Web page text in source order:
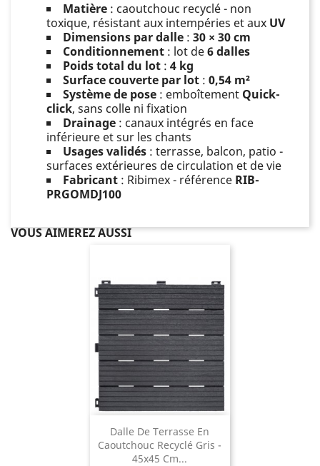
Matière : caoutchouc recyclé - non
toxique, résistant aux intempéries et aux UV
Dimensions par dalle : 30 × 30 cm
Conditionnement : lot de6 dalles
Poids total du lot : 4 kg
Surface couverte par lot : 0,54 m²
Système de pose : emboîtement Quick-
click, sans colle ni fixation
Drainage : canaux intégrés en face
inférieure et sur les chants
Usages validés : terrasse, balcon, patio -
surfaces extérieures de circulation et de vie
Fabricant : Ribimex - référence RIB-
PRGOMDJ100
VOUS AIMEREZ AUSSI
Dalle De Terrasse En
Caoutchouc Recyclé Gris -
45x45 Cm...